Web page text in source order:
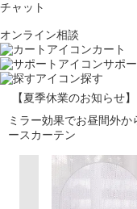
チャット
オンライン相談
カート
サポ
探す
【夏季休業のお知らせ】
ミラー効果でお昼間外
ースカーテン